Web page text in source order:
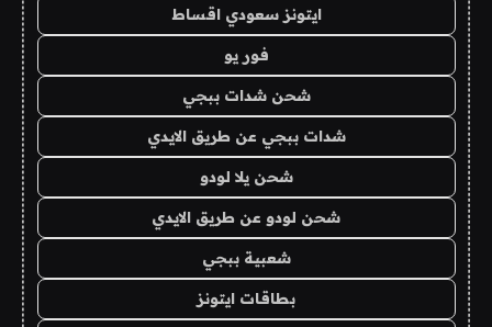
ايتونز سعودي اقساط
فور يو
شحن شدات ببجي
شدات ببجي عن طريق الايدي
شحن يلا لودو
شحن لودو عن طريق الايدي
شعبية ببجي
بطاقات ايتونز